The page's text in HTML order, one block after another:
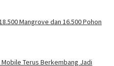
Mangrove dan 16.500 Pohon
Mobile Terus Berkembang Jadi